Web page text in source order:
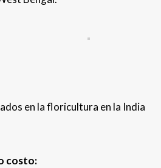
en la floricultura en la India
costo: